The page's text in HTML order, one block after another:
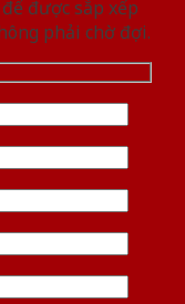
được sắp xếp
phải chờ đợi.